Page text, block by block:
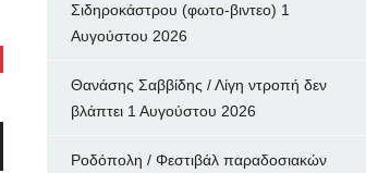
Σιδηροκάστρου (φωτο-βιντεο) 1
Αυγούστου 2026
Θανάσης Σαββίδης / Λίγη ντροπή δεν
βλάπτει 1 Αυγούστου 2026
Ροδόπολη / Φεστιβάλ παραδοσιακών